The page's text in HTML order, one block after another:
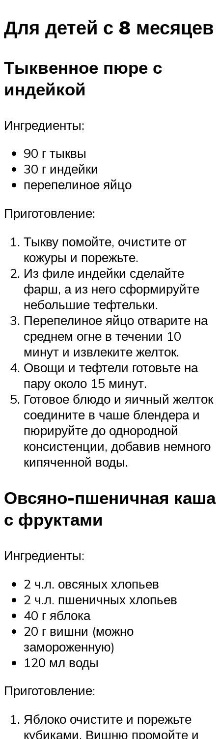
Для детей с 8 месяцев
Тыквенное пюре с
индейкой
Ингредиенты:
90 г тыквы
30 г индейки
перепелиное яйцо
Приготовление:
Тыкву помойте, очистите от
кожуры и порежьте.
Из филе индейки сделайте
фарш, а из него сформируйте
небольшие тефтельки.
Перепелиное яйцо отварите на
среднем огне в течении 10
минут и извлеките желток.
Овощи и тефтели готовьте на
пару около 15 минут.
Готовое блюдо и яичный желток
соедините в чаше блендера и
пюрируйте до однородной
консистенции, добавив немного
кипяченной воды.
Овсяно-пшеничная каша
с фруктами
Ингредиенты:
2 ч.л. овсяных хлопьев
2 ч.л. пшеничных хлопьев
40 г яблока
20 г вишни (можно
замороженную)
120 мл воды
Приготовление:
Яблоко очистите и порежьте
кубиками. Вишню промойте и